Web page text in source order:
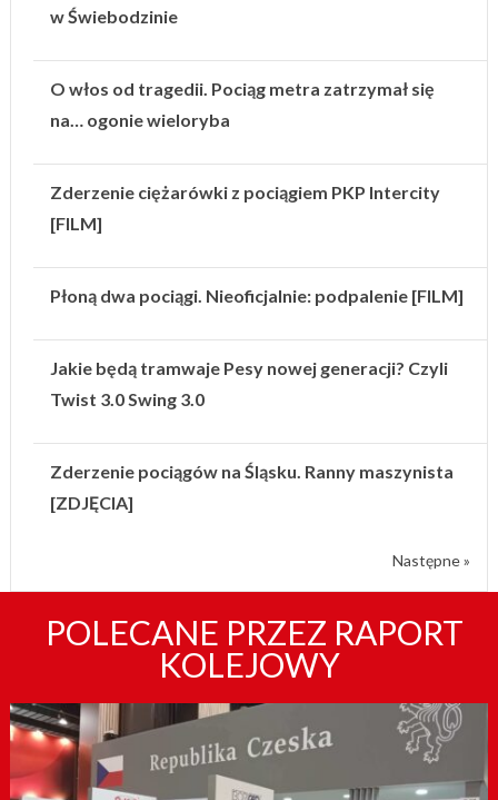
w Świebodzinie
O włos od tragedii. Pociąg metra zatrzymał się
na… ogonie wieloryba
Zderzenie ciężarówki z pociągiem PKP Intercity
[FILM]
Płoną dwa pociągi. Nieoficjalnie: podpalenie [FILM]
Jakie będą tramwaje Pesy nowej generacji? Czyli
Twist 3.0 Swing 3.0
Zderzenie pociągów na Śląsku. Ranny maszynista
[ZDJĘCIA]
Następne »
POLECANE PRZEZ RAPORT
KOLEJOWY